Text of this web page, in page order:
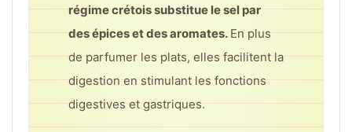
régime crétois substitue le sel par
des épices et des aromates. En plus
de parfumer les plats, elles facilitent la
digestion en stimulant les fonctions
digestives et gastriques.